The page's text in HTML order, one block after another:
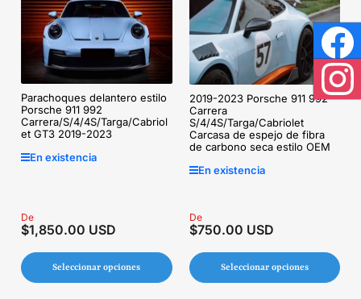
Parachoques delantero estilo
Porsche 911 992
Carrera/S/4/4S/Targa/Cabriol
et GT3 2019-2023
En existencia
Precio
regular
De
$1,850.00 USD
Seleccionar opciones
2019-2023 Porsche 911 992
Carrera
S/4/4S/Targa/Cabriolet
Carcasa de espejo de fibra
de carbono seca estilo OEM
En existencia
Precio
regular
De
$750.00 USD
Seleccionar opciones